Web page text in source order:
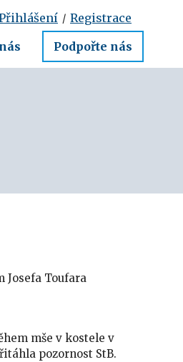
Podpořte nás
/ Registrace
Josefa Toufara
mše v kostele v
pozornost StB.